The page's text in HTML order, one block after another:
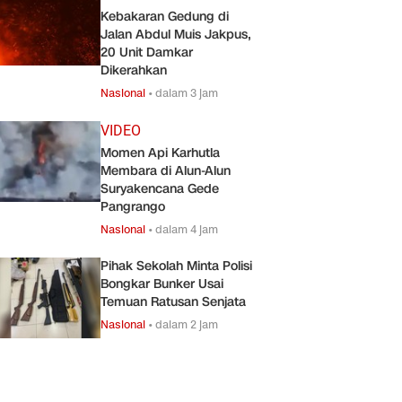
Kebakaran Gedung di
Jalan Abdul Muis Jakpus,
20 Unit Damkar
Dikerahkan
Nasional •dalam 3 jam
VIDEO
Momen Api Karhutla
Membara di Alun-Alun
Suryakencana Gede
Pangrango
Nasional •dalam 4 jam
Pihak Sekolah Minta Polisi
Bongkar Bunker Usai
Temuan Ratusan Senjata
Nasional •dalam 2 jam